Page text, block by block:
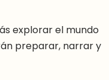
explorar el mundo
preparar, narrar y